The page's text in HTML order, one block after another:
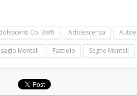
Coi Baffi Adolescenza
Mentali Fastidio Seghe Mentali